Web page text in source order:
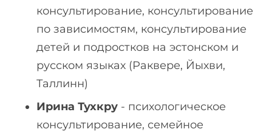
консультирование, консультирование
по зависимостям, консультирование
детей и подростков на эстонском и
русском языках (Раквере, Йыхви,
Таллинн)
Ирина Тухкру - психологическое
консультирование, семейное